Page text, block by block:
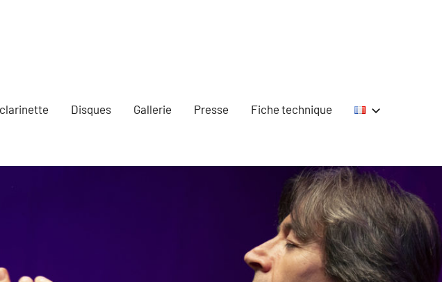
Disques Gallerie Presse Fiche technique